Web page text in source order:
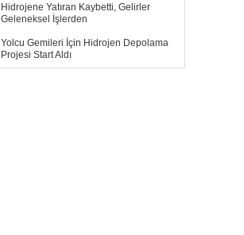
Hidrojene Yatıran Kaybetti, Gelirler
Geleneksel İşlerden
Yolcu Gemileri İçin Hidrojen Depolama
Projesi Start Aldı